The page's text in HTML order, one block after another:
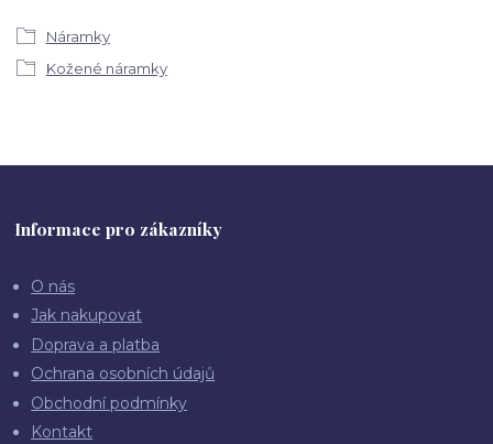
Náramky
Kožené náramky
Informace pro zákazníky
O nás
Jak nakupovat
Doprava a platba
Ochrana osobních údajů
Obchodní podmínky
Kontakt